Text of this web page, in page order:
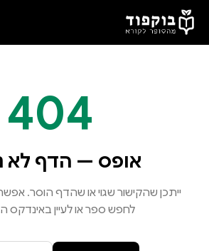
דלג לתוכן הראשי
404
אופס — הדף לא
ייתכן שהקישור שגוי או שהדף הוסר.
לחפש ספר או לעיין באינדקס